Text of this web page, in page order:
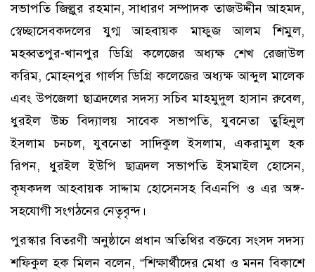
সভাপতি জিল্লুর রহমান, সাধারণ সম্পাদক তাজউদ্দীন আহমদ,
স্বেচ্ছাসেবকদলের যুগ্ম আহবায়ক মাফুজ আলম শিমুল,
মহব্বতপুর-খানপুর ডিগ্রি কলেজের অধ্যক্ষ শেখ রেজাউল
করিম, মোহনপুর গার্লস ডিগ্রি কলেজের অধ্যক্ষ আব্দুল মালেক
এবং উপজেলা ছাত্রদলের সদস্য সচিব মাহমুদুল হাসান রুবেল,
ধুরইল উচ্চ বিদ্যালয় সাবেক সভাপতি, যুবনেতা তুহিনুল
ইসলাম চনচল, যুবনেতা সাদিকুল ইসলাম, একরামুল হক
রিপন, ধুরইল ইউপি ছাত্রদল সভাপতি ইসমাইল হোসেন,
কৃষকদল আহবায়ক সাদ্দাম হোসেনসহ বিএনপি ও এর অঙ্গ-
সহযোগী সংগঠনের নেতৃবৃন্দ।
পুরস্কার বিতরণী অনুষ্ঠানে প্রধান অতিথির বক্তব্যে সংসদ সদস্য
শফিকুল হক মিলন বলেন, “শিক্ষার্থীদের মেধা ও মনন বিকাশে